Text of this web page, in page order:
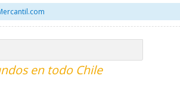
en todo Chile